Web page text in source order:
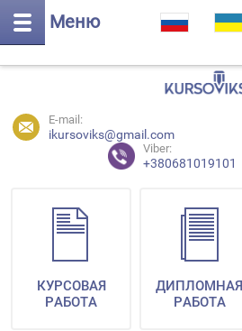
Меню
E-mail:
ikursoviks@gmail.com
Viber:
+380681019101
КУРСОВАЯ
РАБОТА
ДИПЛОМНАЯ
РАБОТА